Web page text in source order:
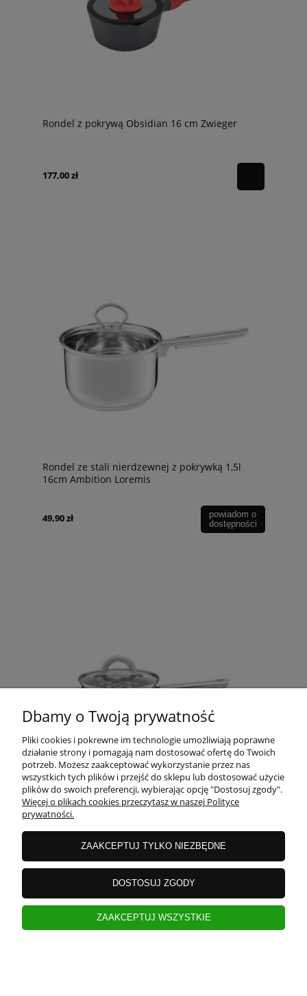
Rondel z pokrywą Obsidian 16 cm Zwieger
177,00 zł
Rondel ze stali nierdzewnej z pokrywką 1,5l
16cm Ambition Loremis
49,90 zł
powiadom o
dostępności
Rondel ze szklaną pokrywą 1,9l 16cm Berry
Ambition
56,00 zł
Dbamy o Twoją prywatność
Pliki cookies i pokrewne im technologie umożliwiają poprawne
działanie strony i pomagają nam dostosować ofertę do Twoich
potrzeb. Możesz zaakceptować wykorzystanie przez nas
wszystkich tych plików i przejść do sklepu lub dostosować użycie
plików do swoich preferencji, wybierając opcję "Dostosuj zgody".
Więcej o plikach cookies przeczytasz w naszej Polityce
prywatności.
ZAAKCEPTUJ TYLKO NIEZBĘDNE
DOSTOSUJ ZGODY
ZAAKCEPTUJ WSZYSTKIE